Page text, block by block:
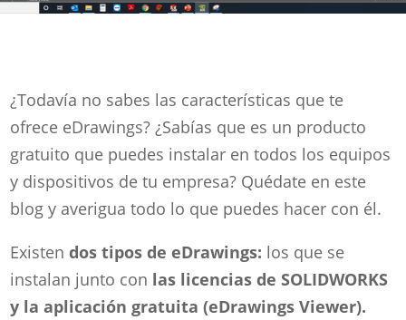
¿Todavía no sabes las características que te
ofrece eDrawings? ¿Sabías que es un producto
gratuito que puedes instalar en todos los equipos
y dispositivos de tu empresa? Quédate en este
blog y averigua todo lo que puedes hacer con él.
Existendos tipos de eDrawings: los que se
instalan junto con las licencias de SOLIDWORKS
y la aplicación gratuita (eDrawings Viewer).